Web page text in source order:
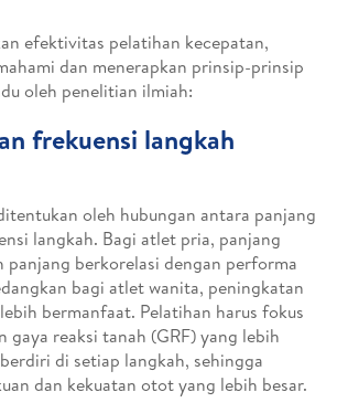
efektivitas pelatihan kecepatan,
dan menerapkan prinsip-prinsip
oleh penelitian ilmiah:
frekuensi langkah
oleh hubungan antara panjang
langkah. Bagi atlet pria, panjang
panjang berkorelasi dengan performa
bagi atlet wanita, peningkatan
bermanfaat. Pelatihan harus fokus
gaya reaksi tanah (GRF) yang lebih
di setiap langkah, sehingga
dan kekuatan otot yang lebih besar.